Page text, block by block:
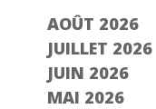
AOÛT 2026
JUILLET 2026
JUIN 2026
MAI 2026